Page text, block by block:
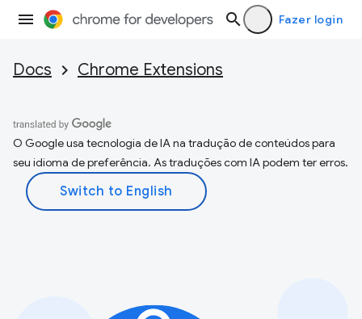
Fazer login
Docs Chrome Extensions
O Google usa tecnologia de IA na tradução de conteúdos para
seu idioma de preferência. As traduções com IA podem ter erros.